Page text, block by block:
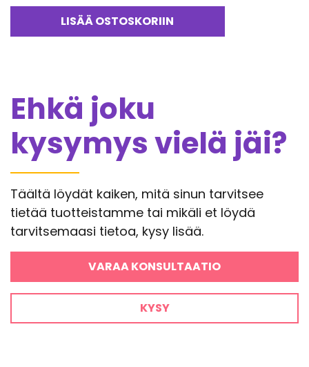
LISÄÄ OSTOSKORIIN
Ehkä joku
kysymys vielä jäi?
Täältä löydät kaiken, mitä sinun tarvitsee
tietää tuotteistamme tai mikäli et löydä
tarvitsemaasi tietoa, kysy lisää.
VARAA KONSULTAATIO
KYSY